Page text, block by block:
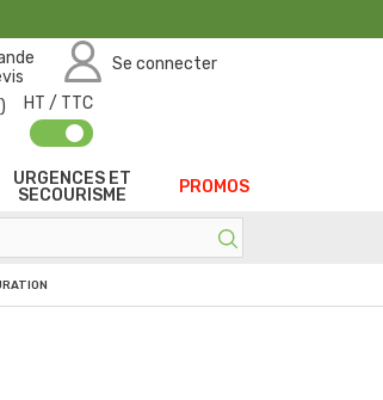
Se connecter
HT / TTC
URGENCES ET
SECOURISME
PROMOS